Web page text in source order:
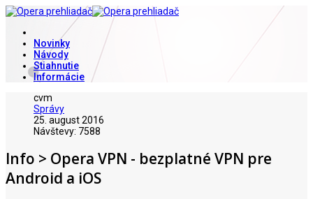
Novinky
Návody
Stiahnutie
Informácie
cvm
Správy
25. august 2016
Návštevy: 7588
Info > Opera VPN - bezplatné VPN pre
Android a iOS